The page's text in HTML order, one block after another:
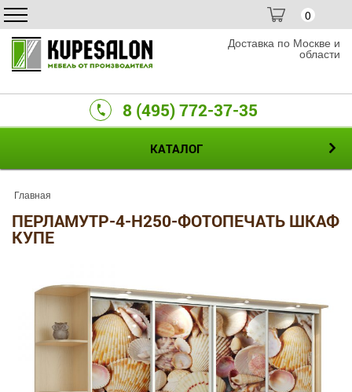
0
Доставка по Москве и
области
8 (495) 772-37-35
КАТАЛОГ
Главная
ПЕРЛАМУТР-4-H250-ФОТОПЕЧАТЬ ШКАФ
КУПЕ